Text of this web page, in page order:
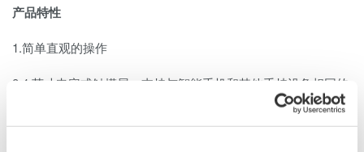
产品特性
1.简单直观的操作
8.4 英寸电容式触摸屏，支持与智能手机和其他手持设备相同的
多点触控功能，允许用户在屏幕上直观地进行定位和调整图象